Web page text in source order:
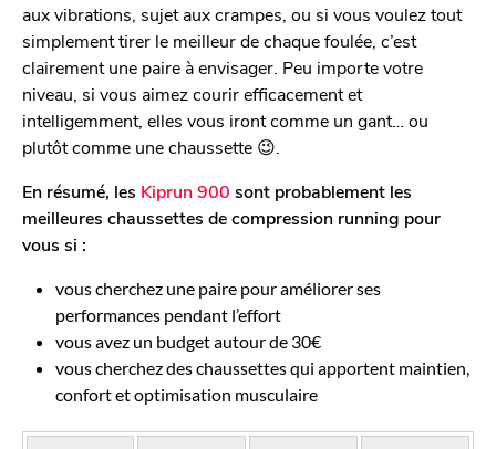
aux vibrations, sujet aux crampes, ou si vous voulez tout
simplement tirer le meilleur de chaque foulée, c’est
clairement une paire à envisager. Peu importe votre
niveau, si vous aimez courir efficacement et
intelligemment, elles vous iront comme un gant… ou
plutôt comme une chaussette 😉.
En résumé, les Kiprun 900 sont probablement les
meilleures chaussettes de compression running pour
vous si :
vous cherchez une paire pour améliorer ses
performances pendant l’effort
vous avez un budget autour de 30€
vous cherchez des chaussettes qui apportent maintien,
confort et optimisation musculaire